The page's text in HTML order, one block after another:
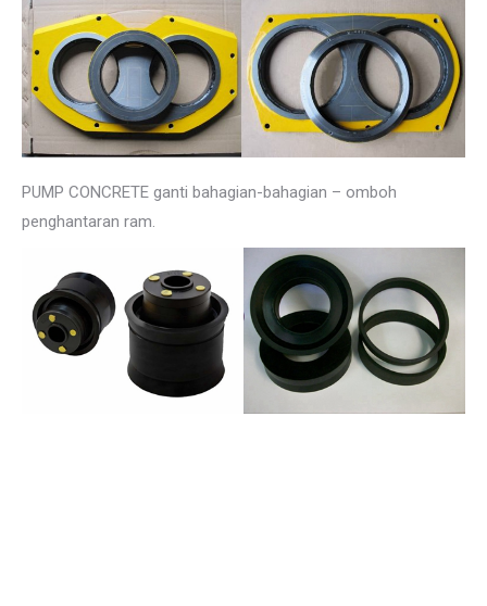
PUMP CONCRETE ganti bahagian-bahagian – omboh
penghantaran ram.